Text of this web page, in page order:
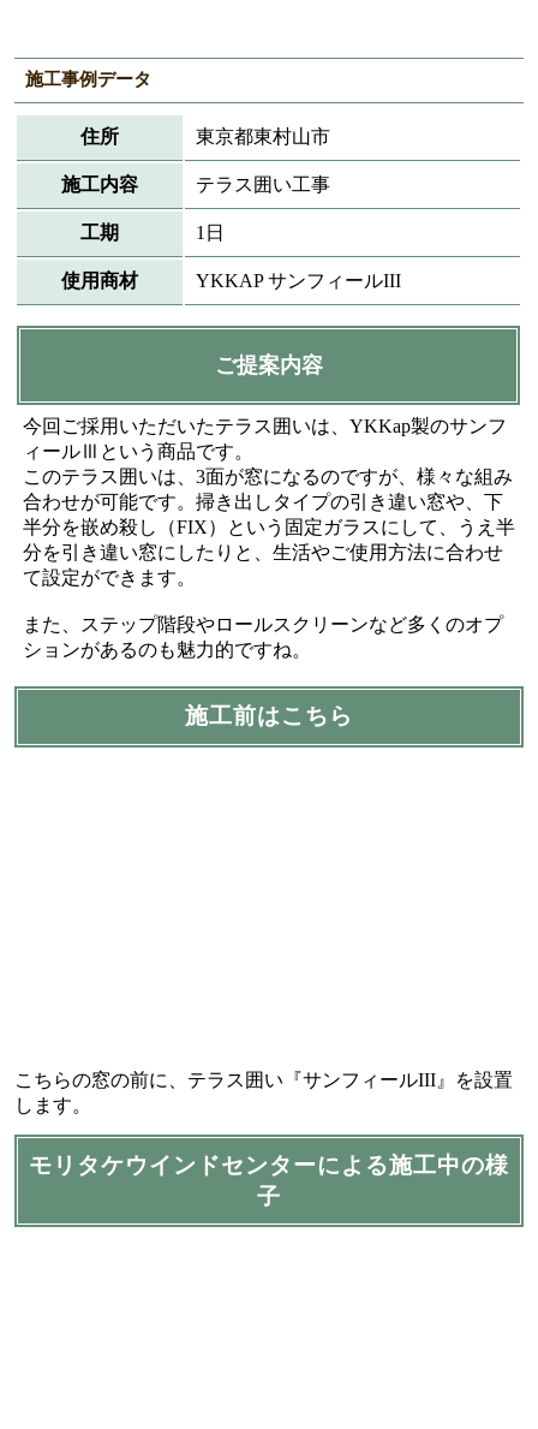
施工事例データ
住所 東京都東村山市
施工内容 テラス囲い工事
工期 1日
使用商材 YKKAP サンフィールIII
ご提案内容
今回ご採用いただいたテラス囲いは、YKKap製のサンフ
ィールⅢという商品です。
このテラス囲いは、3面が窓になるのですが、様々な組み
合わせが可能です。掃き出しタイプの引き違い窓や、下
半分を嵌め殺し（FIX）という固定ガラスにして、うえ半
分を引き違い窓にしたりと、生活やご使用方法に合わせ
て設定ができます。
また、ステップ階段やロールスクリーンなど多くのオプ
ションがあるのも魅力的ですね。
施工前はこちら
こちらの窓の前に、テラス囲い『サンフィールIII』を設置
します。
モリタケウインドセンターによる施工中の様
子